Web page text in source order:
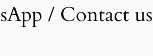
/ Contact